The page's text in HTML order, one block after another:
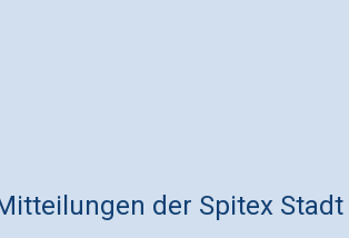
der Spitex Stadt